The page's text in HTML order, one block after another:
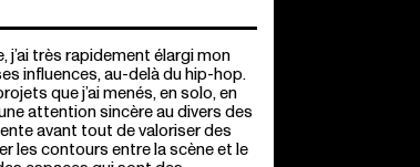
j’ai très rapidement élargi mon
influences, au-delà du hip-hop.
que j’ai menés, en solo, en
attention sincère au divers des
avant tout de valoriser des
les contours entre la scène et le